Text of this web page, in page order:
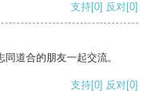
支持[0] 反对[0]
道合的朋友一起交流。
支持[0] 反对[0]